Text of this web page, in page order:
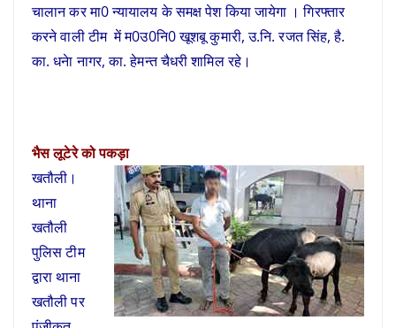
चालान कर मा0 न्यायालय के समक्ष पेश किया जायेगा । गिरफ्तार
करने वाली टीम में म0उ0नि0 खूशबू कुमारी, उ.नि. रजत सिंह, है.
का. धनेा नागर, का. हेमन्त चैधरी शामिल रहे।
भैस लूटेरे को पकड़ा
खतौली।
थाना
खतौली
पुलिस टीम
द्वारा थाना
खतौली पर